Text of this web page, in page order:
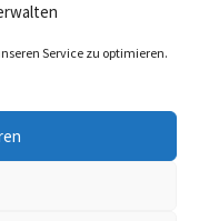
Service zu optimieren.